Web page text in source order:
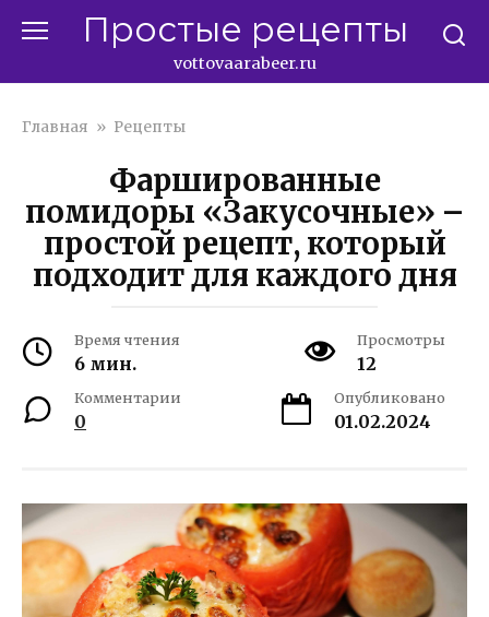
Простые рецепты
vottovaarabeer.ru
Главная » Рецепты
Фаршированные
помидоры «Закусочные» –
простой рецепт, который
подходит для каждого дня
Время чтения
6 мин.
Просмотры
12
Комментарии
0
Опубликовано
01.02.2024